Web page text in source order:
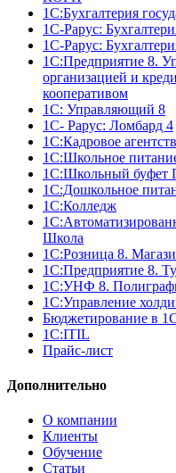
1С:Бухгалтерия
1С-Рарус:
1С-Рарус:
1С:Предприятие 8.
организацией и
кооперативом
1С: Управляющий 8
1С- Рарус: Ломбард 4
1С:Кадровое
1С:Школьное
1С:Школьный
1C:Дошкольное
1С:Колледж
Школа
1С:Розница 8.
1С:Предприятие 8.
1С:УНФ 8.
1С:Управление
Бюджетирование в
1С:ITIL
Прайс-лист
Дополнительно
О компании
Клиенты
Обучение
Статьи